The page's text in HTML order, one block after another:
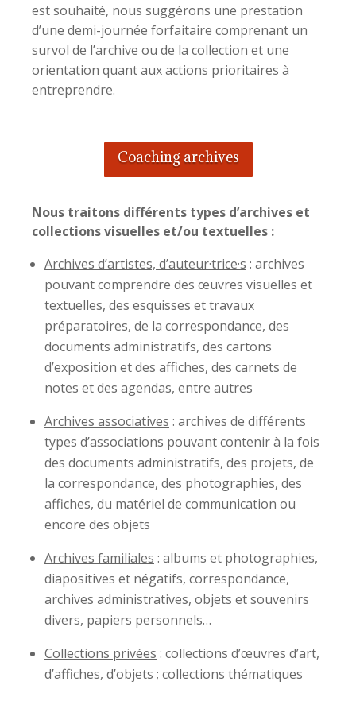
est souhaité, nous suggérons une prestation
d’une demi-journée forfaitaire comprenant un
survol de l’archive ou de la collection et une
orientation quant aux actions prioritaires à
entreprendre.
Coaching archives
Nous traitons différents types d’archives et
collections visuelles et/ou textuelles :
Archives d’artistes, d’auteur·trice·s : archives
pouvant comprendre des œuvres visuelles et
textuelles, des esquisses et travaux
préparatoires, de la correspondance, des
documents administratifs, des cartons
d’exposition et des affiches, des carnets de
notes et des agendas, entre autres
Archives associatives : archives de différents
types d’associations pouvant contenir à la fois
des documents administratifs, des projets, de
la correspondance, des photographies, des
affiches, du matériel de communication ou
encore des objets
Archives familiales : albums et photographies,
diapositives et négatifs, correspondance,
archives administratives, objets et souvenirs
divers, papiers personnels…
Collections privées : collections d’œuvres d’art,
d’affiches, d’objets ; collections thématiques